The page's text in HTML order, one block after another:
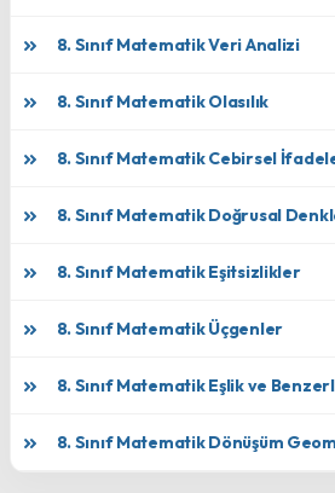
8. Sınıf Matematik Veri Analizi
8. Sınıf Matematik Olasılık
8. Sınıf Matematik Cebirsel
8. Sınıf Matematik Doğrusal
8. Sınıf Matematik Eşitsizlikler
8. Sınıf Matematik Üçgenler
8. Sınıf Matematik Eşlik ve
8. Sınıf Matematik Dönüşüm